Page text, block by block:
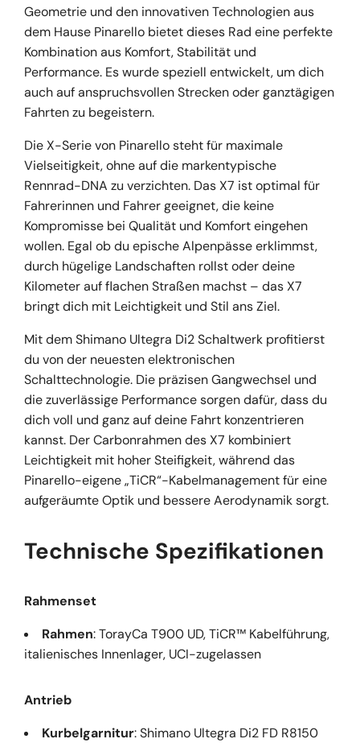
Geometrie und den innovativen Technologien aus
dem Hause Pinarello bietet dieses Rad eine perfekte
Kombination aus Komfort, Stabilität und
Performance. Es wurde speziell entwickelt, um dich
auch auf anspruchsvollen Strecken oder ganztägigen
Fahrten zu begeistern.
Die X-Serie von Pinarello steht für maximale
Vielseitigkeit, ohne auf die markentypische
Rennrad-DNA zu verzichten. Das X7 ist optimal für
Fahrerinnen und Fahrer geeignet, die keine
Kompromisse bei Qualität und Komfort eingehen
wollen. Egal ob du epische Alpenpässe erklimmst,
durch hügelige Landschaften rollst oder deine
Kilometer auf flachen Straßen machst – das X7
bringt dich mit Leichtigkeit und Stil ans Ziel.
Mit dem Shimano Ultegra Di2 Schaltwerk profitierst
du von der neuesten elektronischen
Schalttechnologie. Die präzisen Gangwechsel und
die zuverlässige Performance sorgen dafür, dass du
dich voll und ganz auf deine Fahrt konzentrieren
kannst. Der Carbonrahmen des X7 kombiniert
Leichtigkeit mit hoher Steifigkeit, während das
Pinarello-eigene „TiCR“-Kabelmanagement für eine
aufgeräumte Optik und bessere Aerodynamik sorgt.
Technische Spezifikationen
Rahmenset
Rahmen: TorayCa T900 UD, TiCR™ Kabelführung,
italienisches Innenlager, UCI-zugelassen
Antrieb
Kurbelgarnitur: Shimano Ultegra Di2 FD R8150